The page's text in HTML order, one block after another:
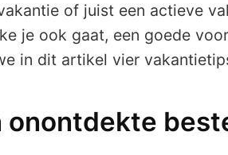
of juist een actieve
je ook gaat, een goede
in dit artikel vier
onontdekte